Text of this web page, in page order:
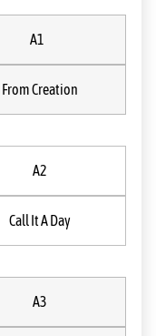
A1
From Creation
A2
Call It A Day
A3